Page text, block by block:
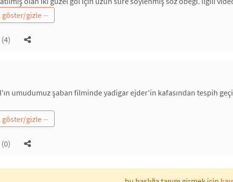
(4)
umudumuz şaban filminde yadigar ejder'in kafasından tespih
(0)